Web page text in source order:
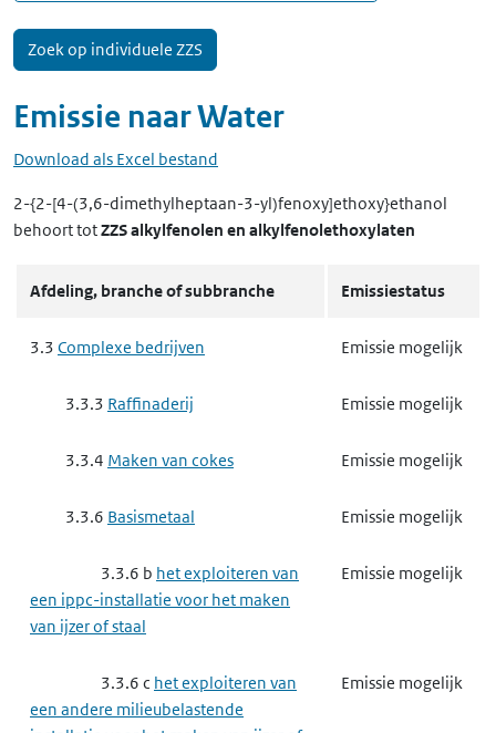
Emissie naarWater
Download als Excel bestand
2-{2-[4-(3,6-dimethylheptaan-3-yl)fenoxy]ethoxy}ethanol
behoort totZZS alkylfenolen en alkylfenolethoxylaten
Afdeling, branche of subbranche Emissiestatus
3.3 Complexe bedrijven Emissie mogelijk
3.3.3 Raffinaderij Emissie mogelijk
3.3.4 Maken van cokes Emissie mogelijk
3.3.6 Basismetaal Emissie mogelijk
3.3.6 b het exploiteren van
een ippc-installatie voor het maken
van ijzer of staal
Emissie mogelijk
3.3.6 c het exploiteren van
een andere milieubelastende
Emissie mogelijk